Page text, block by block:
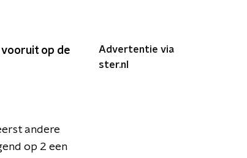
vooruit op de
andere
op 2 een
Advertentie via
ster.nl